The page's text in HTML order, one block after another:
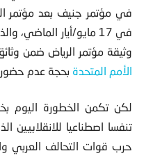
في مؤتمر جنيف بعد مؤتمر
في 17 مايو/أيار
وثيقة مؤتمر الرياض ضمن
الأمم المتحدة بحجة عدم حضور
لكن تكمن الخطورة اليوم
تنفسا اصطناعيا
حرب قوات التحالف العربي